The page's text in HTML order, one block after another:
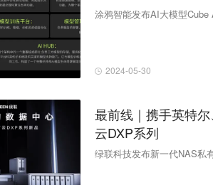
涂鸦智能发布AI大模型Cube
2024-05-30
最前线｜携手英特
云DXP系列
绿联科技发布新一代NAS私